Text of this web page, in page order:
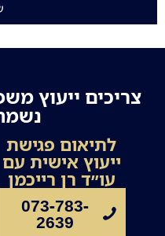
צריכים ייעוץ
לתיאום פגישת
ייעוץ אישית עם
עו״ד רן רייכמן
073-783-
2639